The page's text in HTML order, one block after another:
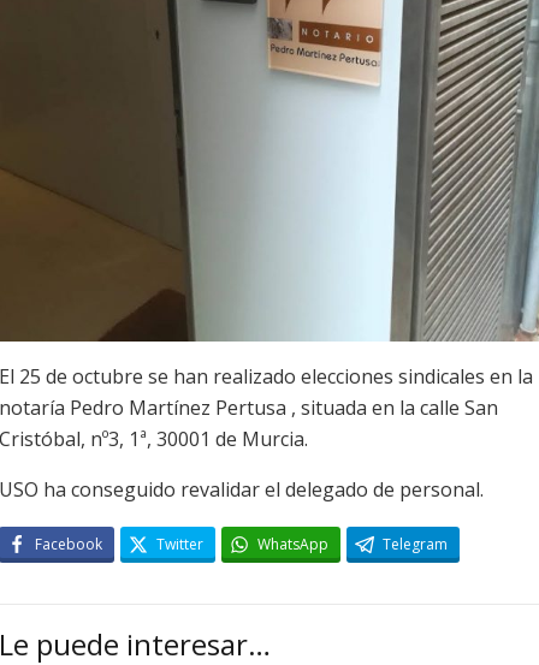
El 25 de octubre se han realizado elecciones sindicales en la
notaría Pedro Martínez Pertusa , situada en la calle San
Cristóbal, nº3, 1ª, 30001 de Murcia.
USO ha conseguido revalidar el delegado de personal.
Facebook Twitter WhatsApp Telegram
Le puede interesar…